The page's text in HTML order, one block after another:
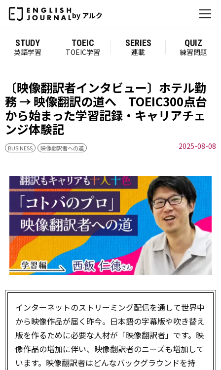
by アルク
STUDY
英語学習
TOEIC
TOEIC学習
SERIES
連載
QUIZ
練習問題
〔映像翻訳者インタビュー〕ホテル勤
務 → 映像翻訳の道へ TOEIC300点台
から始まった学習記録・キャリアチェ
ンジ体験記
BUSINESS 映像翻訳者への道 2025-08-08
インターネットのストリーミング配信を通して世界中
から映像作品が届く昨今。日本語の字幕版や吹き替え
版を作るために必要な人材が「映像翻訳者」です。映
像作品の増加に伴い、映像翻訳者のニーズも増加して
います。映像翻訳者はどんなバックグラウンドを持